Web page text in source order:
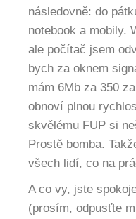
následovně: do
notebook a mobily.
ale počítač jsem
bych za oknem
mám 6Mb za 350
obnoví plnou
skvělému FUP si
Prostě bomba.
všech lidí, co na
A co vy, jste
(prosím, odpusťte